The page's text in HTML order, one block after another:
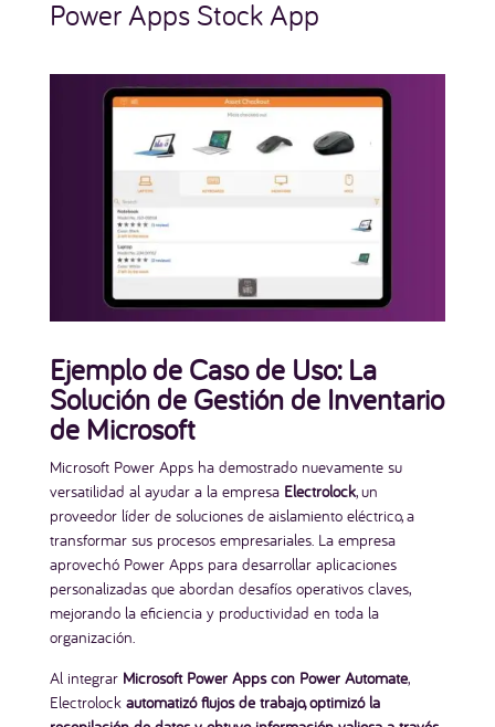
Power Apps Stock App
Ejemplo de Caso de Uso: La
Solución de Gestión de Inventario
de Microsoft
Microsoft Power Apps ha demostrado nuevamente su
versatilidad al ayudar a la empresa Electrolock, un
proveedor líder de soluciones de aislamiento eléctrico, a
transformar sus procesos empresariales. La empresa
aprovechó Power Apps para desarrollar aplicaciones
personalizadas que abordan desafíos operativos claves,
mejorando la eficiencia y productividad en toda la
organización.
Al integrar Microsoft Power Apps con Power Automate,
Electrolock automatizó flujos de trabajo, optimizó la